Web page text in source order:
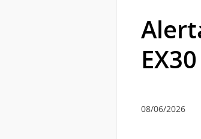
EX30
08/06/2026